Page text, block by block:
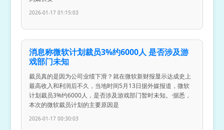
2026-01-17 01:15:03
消息称微软计划裁员3%约6000人 是否涉及游
戏部门未知
裁员真的是因为公司业绩下滑？就在微软新财报显示达成史上
最高收入和利润后不久，当地时间5月13日据外媒报道，微软
计划裁员3%约6000人，是否涉及游戏部门暂时未知。·据悉，
本次的微软裁员计划的主要原因是
2026-01-17 00:30:03